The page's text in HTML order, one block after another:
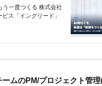
一度つくる 株式会社
ス「イングリード」
ムのPM/プロジェクト管